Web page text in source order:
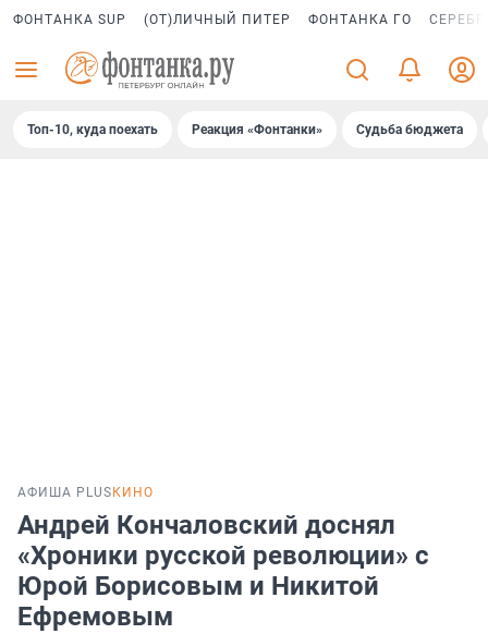
ФОНТАНКА SUP (ОТ)ЛИЧНЫЙ ПИТЕР ФОНТАНКА ГО
Топ-10, куда поехать Реакция «Фонтанки» Судьба бюджета
АФИША PLUS КИНО
Андрей Кончаловский доснял
«Хроники русской революции» с
Юрой Борисовым и Никитой
Ефремовым